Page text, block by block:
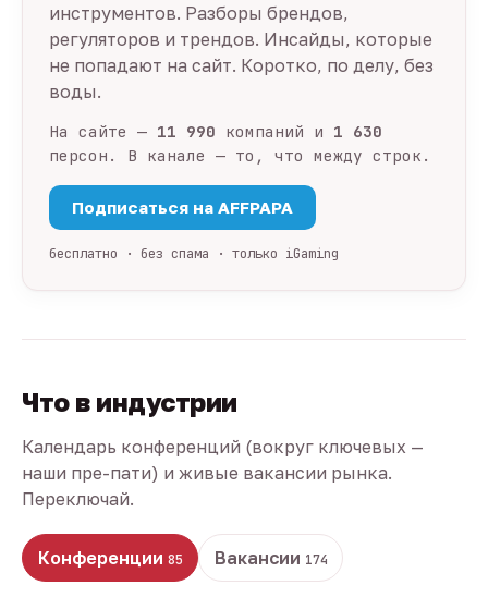
инструментов. Разборы брендов,
регуляторов и трендов. Инсайды, которые
не попадают на сайт. Коротко, по делу, без
воды.
На сайте — 11 990 компаний и 1 630
персон. В канале — то, что между строк.
Подписаться на AFFPAPA
бесплатно · без спама · только iGaming
Что в индустрии
Календарь конференций (вокруг ключевых —
наши пре-пати) и живые вакансии рынка.
Переключай.
Конференции 85 Вакансии 174